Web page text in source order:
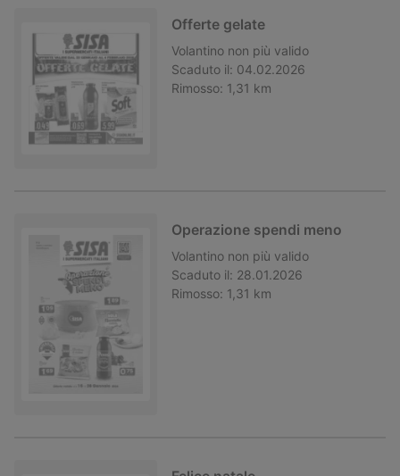
Offerte gelate
Volantino non più valido
Scaduto il: 04.02.2026
Rimosso: 1,31 km
Operazione spendi meno
Volantino non più valido
Scaduto il: 28.01.2026
Rimosso: 1,31 km